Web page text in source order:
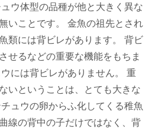
ウ体型の品種が他と大きく異な
いことです。 金魚の祖先とされ
類には背ビレがあります。 背ビ
せるなどの重要な機能をもちま
には背ビレがありません。 重
いということは、とても大きな
ュウの卵からふ化してくる稚魚
線の背中の子だけではなく、背